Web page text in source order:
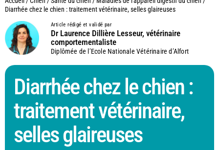
Diarrhée chez le chien : traitement vétérinaire, selles glaireuses
Article rédigé et validé par
Dr Laurence Dillière Lesseur, vétérinaire
comportementaliste
Diplômée de l’Ecole Nationale Vétérinaire d’Alfort
Diarrhée chez le chien :
traitement vétérinaire,
selles glaireuses